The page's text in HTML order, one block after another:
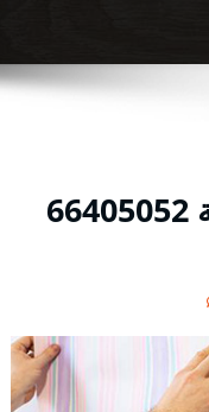
رقم صباغ منازل العاصمة 66405052